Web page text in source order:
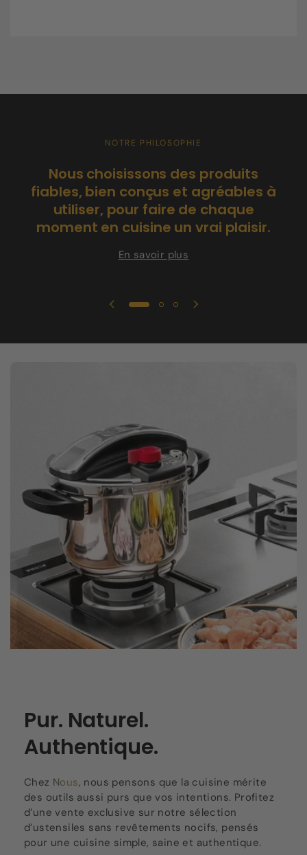
NOTRE PHILOSOPHIE
Nous choisissons des produits
fiables, bien conçus et agréables à
utiliser, pour faire de chaque
moment en cuisine un vrai plaisir.
En savoir plus
Pur. Naturel.
Authentique.
Chez Nous, nous pensons que la cuisine mérite
des outils aussi purs que vos intentions. Profitez
d’une vente exclusive sur notre sélection
d’ustensiles sans revêtements nocifs, pensés
pour une cuisine simple, saine et authentique.